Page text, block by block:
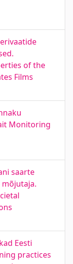
of the
Films
Monitoring
saarte
Eesti
practices